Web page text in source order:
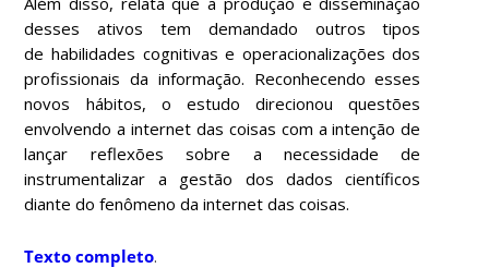
desses ativos tem demandado outros tipos
de habilidades cognitivas e operacionalizações dos
profissionais da informação. Reconhecendo esses
novos hábitos, o estudo direcionou questões
envolvendo a internet das coisas com a intenção de
lançar reflexões sobre a necessidade de
instrumentalizar a gestão dos dados científicos
diante do fenômeno da internet das coisas.
Texto completo.